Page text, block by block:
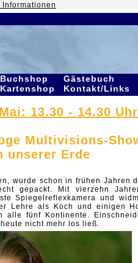
Informationen
Buchshop
Kartenshop
Gästebuch
Kontakt/Links
13.30 - 14.30 Uhr
Multivisions-
unserer Erde
wurde schon in frühen Jahren
gepackt. Mit vierzehn
Spiegelreflexkamera und
Lehre als Koch und einigen
alle fünf Kontinente.
nicht mehr los ließ.